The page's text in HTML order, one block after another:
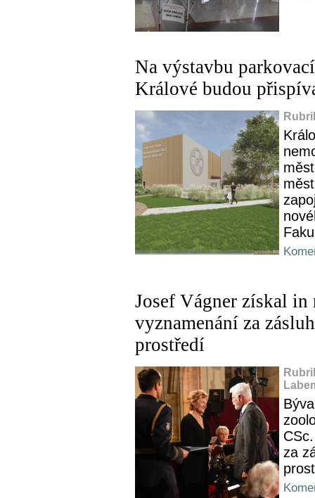
Na výstavbu
Králové budou
Josef Vágner získal in
vyznamenání za
prostředí
za